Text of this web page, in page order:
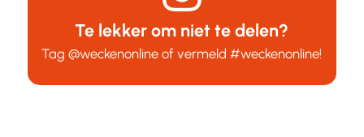
Te lekker om niet te delen?
Tag@weckenonline of vermeld#weckenonline!